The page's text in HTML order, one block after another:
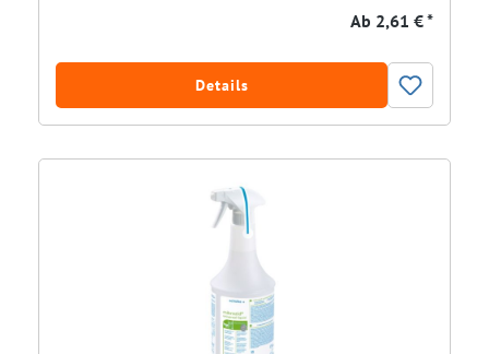
Ab 2,61 € *
Details